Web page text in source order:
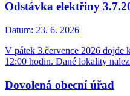
Odstávka elektřiny
Datum: 23. 6. 2026
V pátek 3.července 2026 dojde
12:00 hodin. Dané lokality
Dovolená obecní úřad